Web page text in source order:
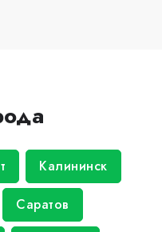
Калининск
Саратов